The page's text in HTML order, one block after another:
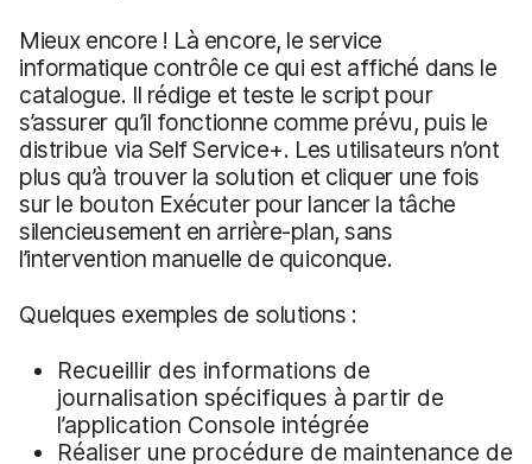
Mieux encore ! Là encore, le service
informatique contrôle ce qui est affiché dans le
catalogue. Il rédige et teste le script pour
s’assurer qu’il fonctionne comme prévu, puis le
distribue via Self Service+. Les utilisateurs n’ont
plus qu’à trouver la solution et cliquer une fois
sur le bouton Exécuter pour lancer la tâche
silencieusement en arrière-plan, sans
l’intervention manuelle de quiconque.
Quelques exemples de solutions :
Recueillir des informations de
journalisation spécifiques à partir de
l’application Console intégrée
Réaliser une procédure de maintenance de